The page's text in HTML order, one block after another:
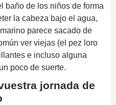
baño de los niños de forma
la cabeza bajo el agua,
parece sacado de
ver viejas (el pez loro
e incluso alguna
poco de suerte.
jornada de